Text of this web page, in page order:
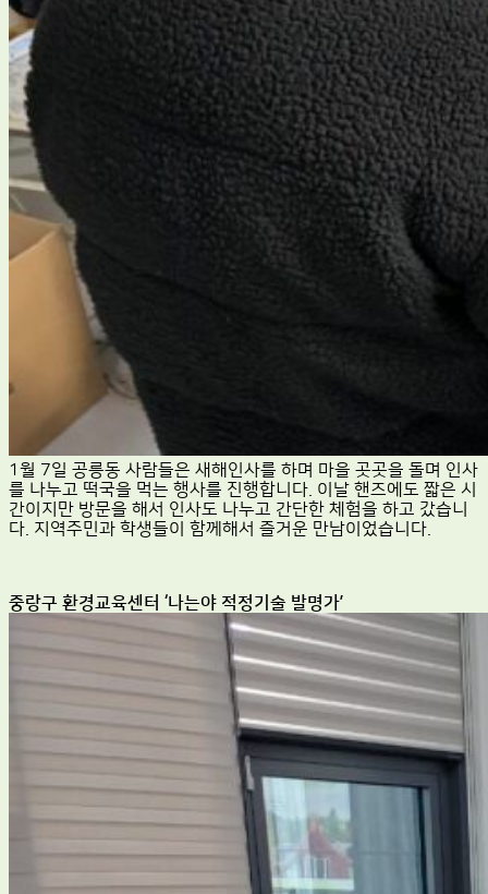
1월 7일 공릉동 사람들은 새해인사를 하며 마을 곳곳을 돌며 인사
를 나누고 떡국을 먹는 행사를 진행합니다. 이날 핸즈에도 짧은 시
간이지만 방문을 해서 인사도 나누고 간단한 체험을 하고 갔습니
다. 지역주민과 학생들이 함께해서 즐거운 만남이었습니다.
중랑구 환경교육센터 ‘나는야 적정기술 발명가’